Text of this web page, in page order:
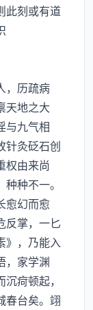
此刻或有道
历疏病
天地之大
与九气相
针灸砭石创
权由来尚
种不一。
愈幻而愈
反掌，一匕
》，乃能入
，家学渊
疴顿起，
春台矣。翊